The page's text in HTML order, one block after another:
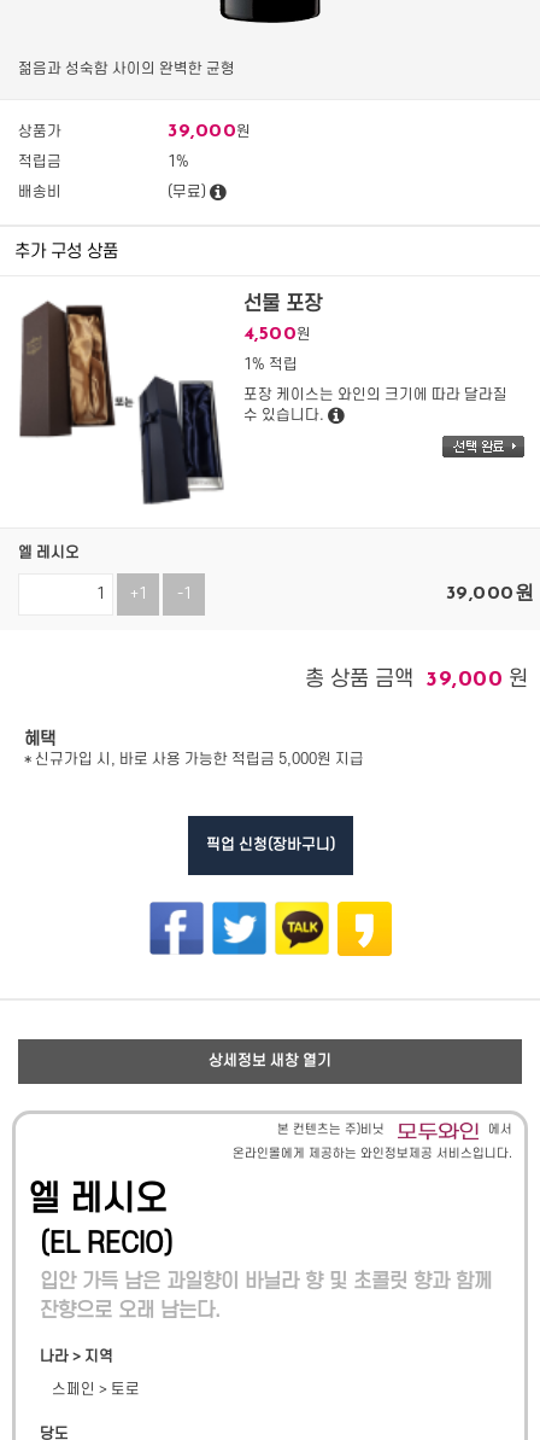
젊음과 성숙함 사이의 완벽한 균형
상품가 39,000원
적립금
1%
배송비
(무료)
추가 구성 상품
선물 포장
4,500원
1% 적립
포장 케이스는 와인의 크기에 따라 달라질
수 있습니다.
엘 레시오
+1 -1 39,000원
총 상품 금액 39,000 원
혜택
* 신규가입 시, 바로 사용 가능한 적립금 5,000원 지급
픽업 신청(장바구니)
상세정보 새창 열기
본 컨텐츠는 주)비닛
에서
온라인몰에게 제공하는 와인정보제공 서비스입니다.
엘 레시오
(EL RECIO)
입안 가득 남은 과일향이 바닐라 향 및 초콜릿 향과 함께
잔향으로 오래 남는다.
나라 > 지역
스페인 > 토로
당도